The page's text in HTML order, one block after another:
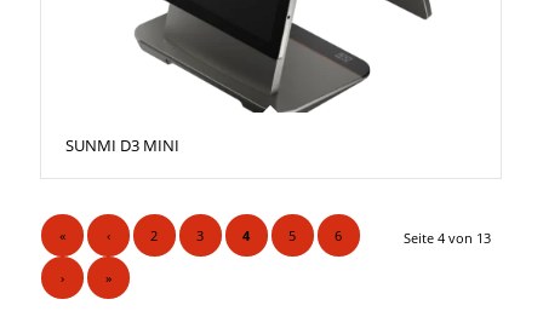
SUNMI D3 MINI
Seite 4 von 13
« ‹ 2 3 4 5 6
› »